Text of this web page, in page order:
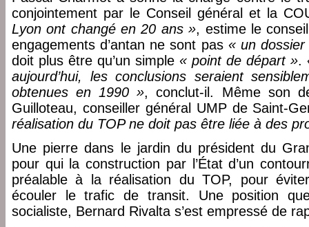
conjointement par le Conseil général et la
Lyon ont changé en 20 ans », estime le
engagements d’antan ne sont pas « un dossier
doit plus être qu’un simple « point de départ ».
aujourd’hui, les conclusions seraient
obtenues en 1990 », conclut-il. Même son
Guilloteau, conseiller général UMP de Saint-
réalisation du TOP ne doit pas être liée à des
Une pierre dans le jardin du président du
pour qui la construction par l’État d’un
préalable à la réalisation du TOP, pour
écouler le trafic de transit. Une position
socialiste, Bernard Rivalta s’est empressé de